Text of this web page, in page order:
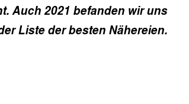
Auch 2021 befanden wir uns
Liste der besten Nähereien.